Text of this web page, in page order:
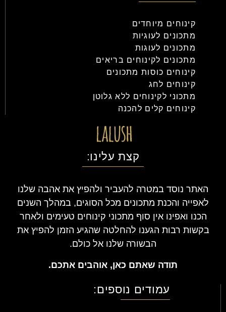
קינוחים מיוחדים
מתכונים לעוגיות
מתכונים לעוגות
מתכונים לקינוחים בריאים
קינוחים כוסות מתכונים
קינוחים לחג
מתכוני לקינוחים ללא גלוטן
קינוחים קלים להכנה
קצת עלינו:
האתר נוסד במטרה להעביר ולהפיץ את אהבה שלנו
לאפייה והכנת מתכונים מכל הסוגים, במהלך השנים
הכנו ואפינו אין סוף מתכוני קינוחים טעימים ולאחר
בקשות רבות הגענו להחלטה שהגיע הזמן להפיץ את
הבשורה שלנו אל כולם.
תודה שאתם כאן, אוהבים אתכם.
עמודים נוספים: